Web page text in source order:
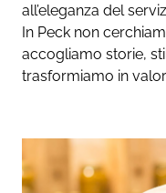
all’eleganza del
In Peck non
accogliamo storie,
trasformiamo in